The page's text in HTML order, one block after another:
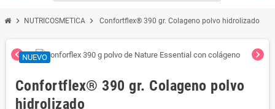
chevron_right NUTRICOSMETICA chevron_right Confortflex® 390 gr. Colageno polvo hidrolizado
chevron_left chevron_right
NUEVO
Confortflex® 390 gr. Colageno polvo
hidrolizado